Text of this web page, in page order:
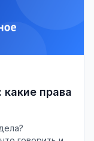
права